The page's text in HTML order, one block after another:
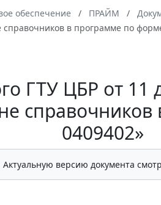
обеспечение ПРАЙМ
в программе по
ГТУ ЦБР от 11
0409402»
Актуальную версию документа